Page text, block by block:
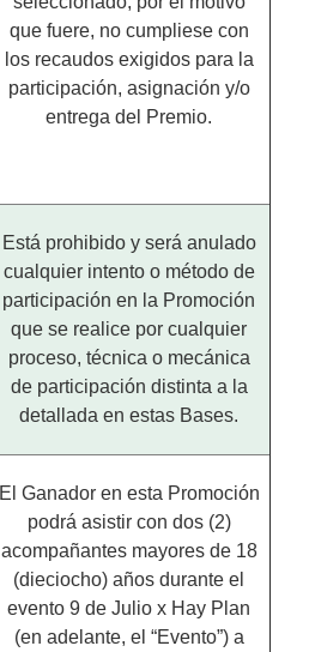
que fuere, no cumpliese con
los recaudos exigidos para la
participación, asignación y/o
entrega del Premio.
Está prohibido y será anulado
cualquier intento o método de
participación en la Promoción
que se realice por cualquier
proceso, técnica o mecánica
de participación distinta a la
detallada en estas Bases.
El Ganador en esta Promoción
podrá asistir con dos (2)
acompañantes mayores de 18
(dieciocho) años durante el
evento 9 de Julio x Hay Plan
(en adelante, el “Evento”) a